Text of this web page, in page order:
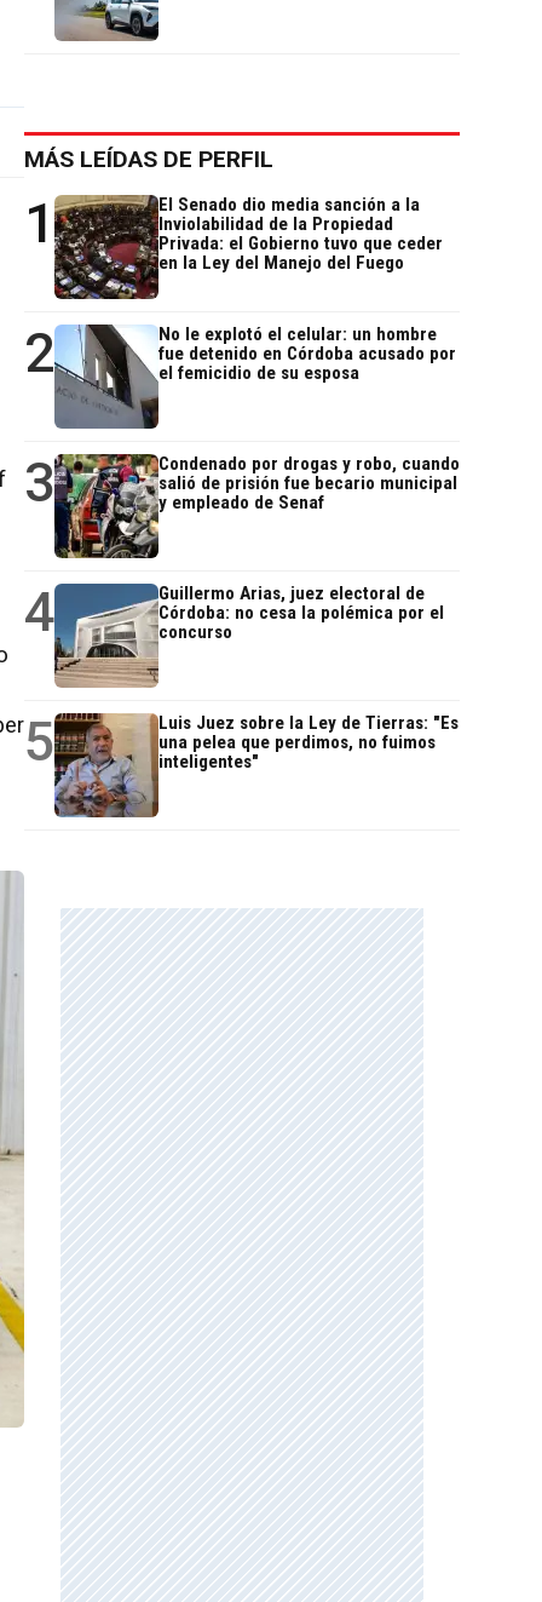
MÁS LEÍDAS DE PERFIL
1
El Senado dio media sanción a la
Inviolabilidad de la Propiedad
Privada: el Gobierno tuvo que ceder
en la Ley del Manejo del Fuego
2
No le explotó el celular: un hombre
fue detenido en Córdoba acusado por
el femicidio de su esposa
3
Condenado por drogas y robo, cuando
salió de prisión fue becario municipal
y empleado de Senaf
4
Guillermo Arias, juez electoral de
Córdoba: no cesa la polémica por el
concurso
5
Luis Juez sobre la Ley de Tierras: "Es
una pelea que perdimos, no fuimos
inteligentes"